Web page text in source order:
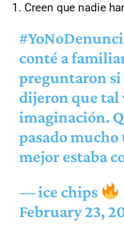
1. Creen que nadie
conté a
preguntaron si
dijeron que tal
imaginación.
pasado
mejor estaba
— ice chips
February 23,